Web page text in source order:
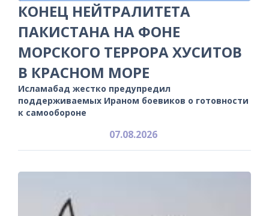
КОНЕЦ НЕЙТРАЛИТЕТА
ПАКИСТАНА НА ФОНЕ
МОРСКОГО ТЕРРОРА ХУСИТОВ
В КРАСНОМ МОРЕ
Исламабад жестко предупредил
поддерживаемых Ираном боевиков о готовности
к самообороне
07.08.2026